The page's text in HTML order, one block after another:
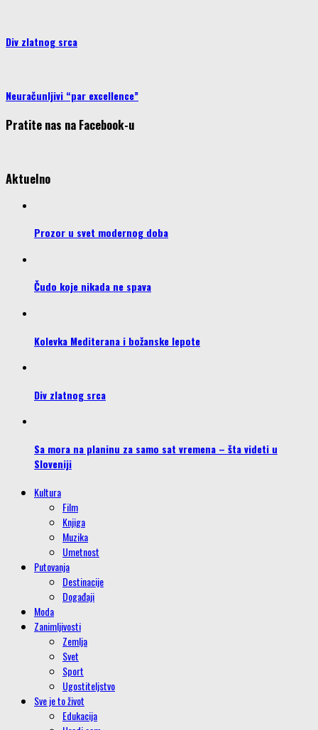
Div zlatnog srca
Neuračunljivi “par excellence”
Pratite nas na Facebook-u
Aktuelno
Prozor u svet modernog doba
Čudo koje nikada ne spava
Kolevka Mediterana i božanske lepote
Div zlatnog srca
Sa mora na planinu za samo sat vremena – šta videti u
Sloveniji
Kultura
Film
Knjiga
Muzika
Umetnost
Putovanja
Destinacije
Događaji
Moda
Zanimljivosti
Zemlja
Svet
Sport
Ugostiteljstvo
Sve je to život
Edukacija